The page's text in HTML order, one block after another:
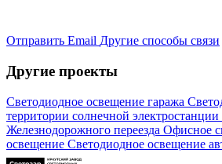
Отправить Email Другие способы связи
Другие проекты
Светодиодное освещение гаража
территории солнечной электростанции
Железнодорожного переезда Офисное
освещение Светодиодное освещение